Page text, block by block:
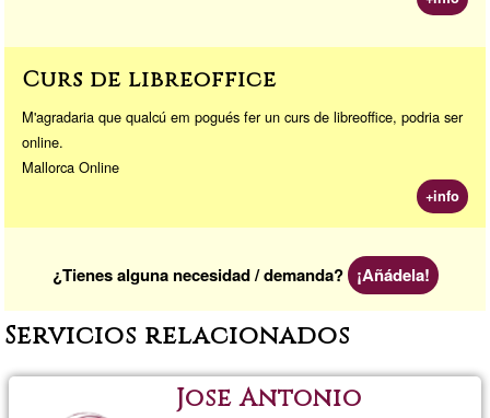
Curs de libreoffice
M'agradaria que qualcú em pogués fer un curs de libreoffice, podria ser
online.
Mallorca Online
+info
¿Tienes alguna necesidad / demanda? ¡Añádela!
Servicios relacionados
Jose Antonio